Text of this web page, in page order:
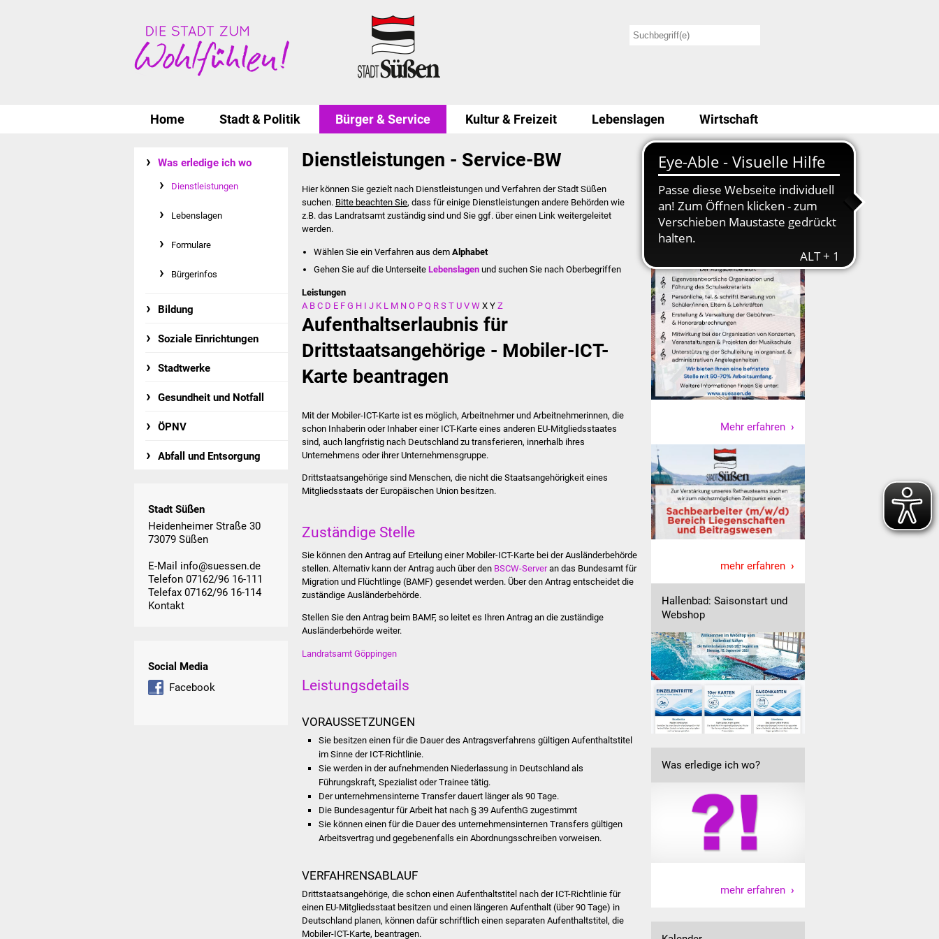
Home Stadt & Politik Bürger & Service Kultur & Freizeit Lebenslagen Wirtschaft
Was erledige ich wo
Dienstleistungen
Lebenslagen
Formulare
Bürgerinfos
Bildung
Soziale Einrichtungen
Stadtwerke
Gesundheit und Notfall
ÖPNV
Abfall und Entsorgung
Stadt Süßen
Heidenheimer Straße 30
73079 Süßen
E-Mail info@suessen.de
Telefon 07162/96 16-111
Telefax 07162/96 16-114
Kontakt
Social Media
Facebook
Dienstleistungen - Service-BW
Hier können Sie gezielt nach Dienstleistungen und Verfahren der Stadt Süßen
suchen. Bitte beachten Sie, dass für einige Dienstleistungen andere Behörden wie
z.B. das Landratsamt zuständig sind und Sie ggf. über einen Link weitergeleitet
werden.
Wählen Sie ein Verfahren aus dem Alphabet
Gehen Sie auf die UnterseiteLebenslagen und suchen Sie nach Oberbegriffen
Leistungen
A B C D E F G H I J K L M N O P Q R S T U V W X Y Z
Aufenthaltserlaubnis für
Drittstaatsangehörige - Mobiler-ICT-
Karte beantragen
Mit der Mobiler-ICT-Karte ist es möglich, Arbeitnehmer und Arbeitnehmerinnen, die
schon Inhaberin oder Inhaber einer ICT-Karte eines anderen EU-Mitgliedsstaates
sind, auch langfristig nach Deutschland zu transferieren, innerhalb ihres
Unternehmens oder ihrer Unternehmensgruppe.
Drittstaatsangehörige sind Menschen, die nicht die Staatsangehörigkeit eines
Mitgliedsstaats der Europäischen Union besitzen.
Zuständige Stelle
Sie können den Antrag auf Erteilung einer Mobiler-ICT-Karte bei der Ausländerbehörde
stellen. Alternativ kann der Antrag auch über den BSCW-Serveran das Bundesamt für
Migration und Flüchtlinge (BAMF) gesendet werden. Über den Antrag entscheidet die
zuständige Ausländerbehörde.
Stellen Sie den Antrag beim BAMF, so leitet es Ihren Antrag an die zuständige
Ausländerbehörde weiter.
Landratsamt Göppingen
Leistungsdetails
VORAUSSETZUNGEN
Sie besitzen einen für die Dauer des Antragsverfahrens gültigen Aufenthaltstitel
im Sinne der ICT-Richtlinie.
Sie werden in der aufnehmenden Niederlassung in Deutschland als
Führungskraft, Spezialist oder Trainee tätig.
Der unternehmensinterne Transfer dauert länger als 90 Tage.
Die Bundesagentur für Arbeit hat nach § 39 AufenthG zugestimmt
Sie können einen für die Dauer des unternehmensinternen Transfers gültigen
Arbeitsvertrag und gegebenenfalls ein Abordnungsschreiben vorweisen.
VERFAHRENSABLAUF
Drittstaatsangehörige, die schon einen Aufenthaltstitel nach der ICT-Richtlinie für
einen EU-Mitgliedsstaat besitzen und einen längeren Aufenthalt (über 90 Tage) in
Deutschland planen, können dafür schriftlich einen separaten Aufenthaltstitel, die
Mobiler-ICT-Karte, beantragen.
Stellenausschreibung
Mehr erfahren
mehr erfahren
Hallenbad: Saisonstart und
Webshop
Was erledige ich wo?
mehr erfahren